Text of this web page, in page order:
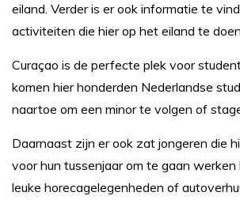
eiland. Verder is er ook informatie te
activiteiten die hier op het eiland te
Curaçao is de perfecte plek voor
komen hier honderden Nederlandse
naartoe om een minor te volgen of
Daarnaast zijn er ook zat jongeren die
voor hun tussenjaar om te gaan werken
leuke horecagelegenheden of